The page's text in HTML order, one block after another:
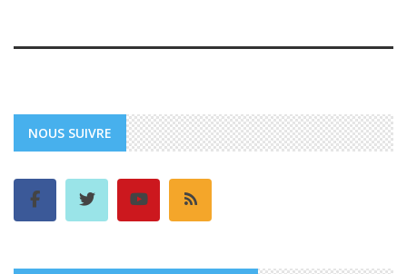
NOUS SUIVRE